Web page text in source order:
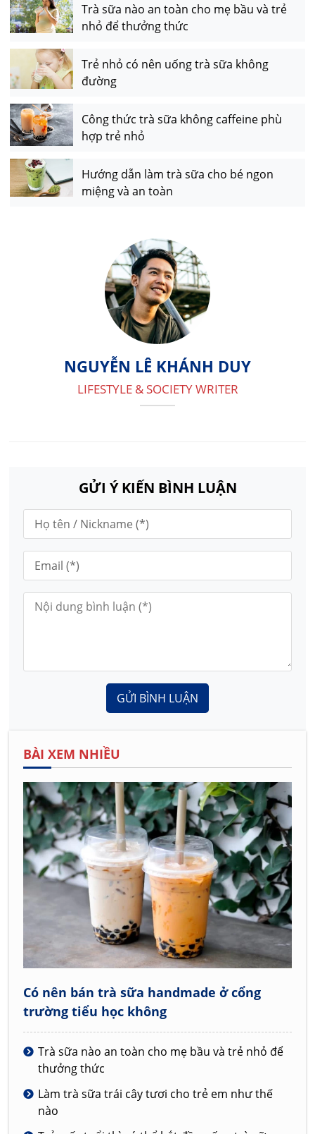
Trà sữa nào an toàn cho mẹ bầu và trẻ
nhỏ để thưởng thức
Trẻ nhỏ có nên uống trà sữa không
đường
Công thức trà sữa không caffeine phù
hợp trẻ nhỏ
Hướng dẫn làm trà sữa cho bé ngon
miệng và an toàn
NGUYỄN LÊ KHÁNH DUY
LIFESTYLE & SOCIETY WRITER
GỬI Ý KIẾN BÌNH LUẬN
GỬI BÌNH LUẬN
BÀI XEM NHIỀU
Có nên bán trà sữa handmade ở cổng
trường tiểu học không
Trà sữa nào an toàn cho mẹ bầu và trẻ nhỏ để
thưởng thức
Làm trà sữa trái cây tươi cho trẻ em như thế
nào